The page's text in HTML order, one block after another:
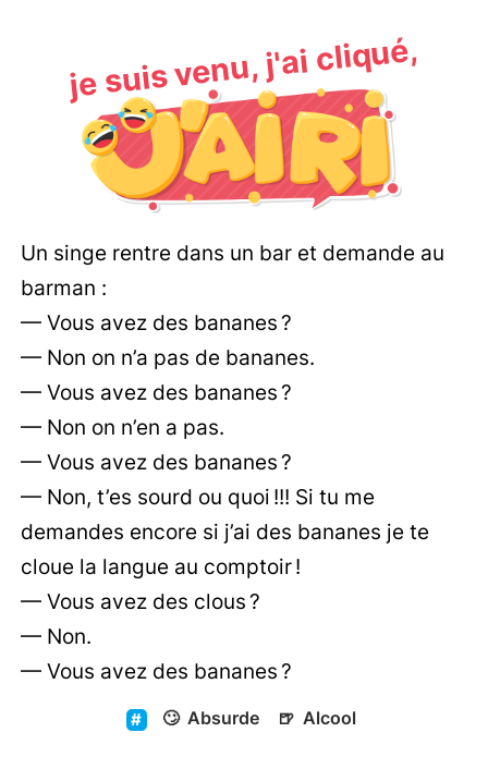
je suis venu, j'ai cliqué,
Un singe rentre dans un bar et demande au
barman :
— Vous avez des bananes ?
— Non on n’a pas de bananes.
— Vous avez des bananes ?
— Non on n’en a pas.
— Vous avez des bananes ?
— Non, t’es sourd ou quoi !!! Si tu me
demandes encore si j’ai des bananes je te
cloue la langue au comptoir !
— Vous avez des clous ?
— Non.
— Vous avez des bananes ?
🙄 Absurde 🍺 Alcool